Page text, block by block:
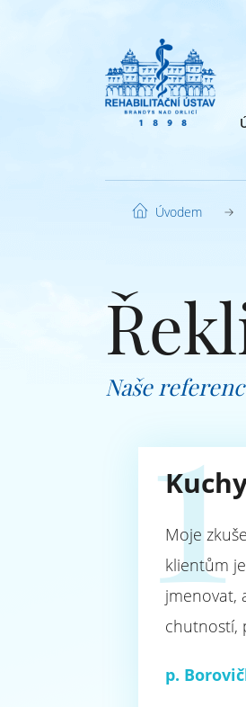
Úvodem
Naše1
Moje
klientům
jmenovat,
chutností,
p.